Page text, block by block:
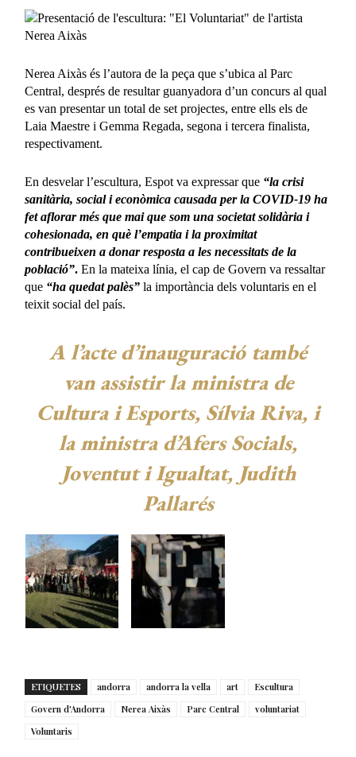
Nerea Aixàs és l’autora de la peça que s’ubica al Parc
Central, després de resultar guanyadora d’un concurs al qual
es van presentar un total de set projectes, entre ells els de
Laia Maestre i Gemma Regada, segona i tercera finalista,
respectivament.
En desvelar l’escultura, Espot va expressar que “la crisi
sanitària, social i econòmica causada per la COVID-19 ha
fet aflorar més que mai que som una societat solidària i
cohesionada, en què l’empatia i la proximitat
contribueixen a donar resposta a les necessitats de la
població”.En la mateixa línia, el cap de Govern va ressaltar
que “ha quedat palès” la importància dels voluntaris en el
teixit social del país.
A l’acte d’inauguració també
van assistir la ministra de
Cultura i Esports, Sílvia Riva, i
la ministra d’Afers Socials,
Joventut i Igualtat, Judith
Pallarés
ETIQUETES andorra andorra la vella art
Escultura
Govern d'Andorra
Nerea Aixàs Parc Central
voluntariat
Voluntaris